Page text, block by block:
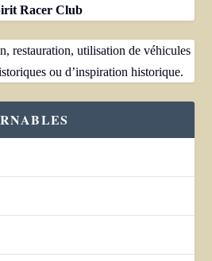
Racer Club
restauration, utilisation de véhicules
ou d’inspiration historique.